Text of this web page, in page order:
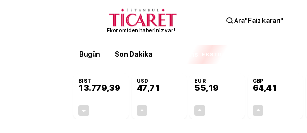
Ekonomiden haberiniz var!
Ara"Faiz kararı"
Bugün Son Dakika EKSTRA
BIST
13.779,39
USD
47,71
EUR
55,19
GBP
64,41